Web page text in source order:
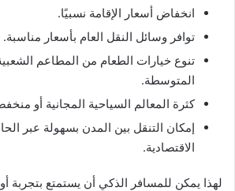
انخفاض أسعار الإقامة نسبيًا.
توافر وسائل النقل العام بأسعار مناسبة.
تنوع خيارات الطعام من المطاعم
المتوسطة.
كثرة المعالم السياحية المجانية أو
إمكان التنقل بين المدن بسهولة عبر
الاقتصادية.
لهذا يمكن للمسافر الذكي أن يستمتع بتجربة